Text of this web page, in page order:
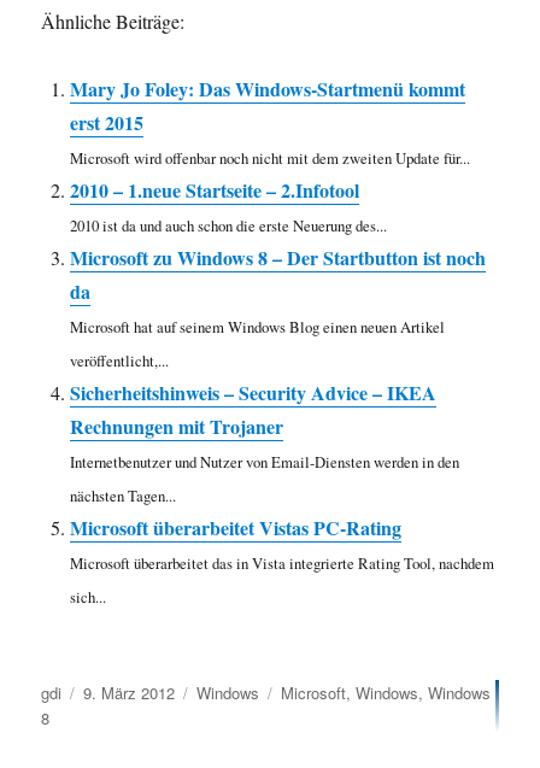
Ähnliche Beiträge:
Mary Jo Foley: Das Windows-Startmenü kommt
erst 2015
Microsoft wird offenbar noch nicht mit dem zweiten Update für...
2010 – 1.neue Startseite – 2.Infotool
2010 ist da und auch schon die erste Neuerung des...
Microsoft zu Windows 8 – Der Startbutton ist noch
da
Microsoft hat auf seinem Windows Blog einen neuen Artikel
veröffentlicht,...
Sicherheitshinweis – Security Advice – IKEA
Rechnungen mit Trojaner
Internetbenutzer und Nutzer von Email-Diensten werden in den
nächsten Tagen...
Microsoft überarbeitet Vistas PC-Rating
Microsoft überarbeitet das in Vista integrierte Rating Tool, nachdem
sich...
Autor
gdi
Veröffentlicht
9. März 2012 Kategorien
Windows Schlagwörter
Microsoft,Windows,Windows
8